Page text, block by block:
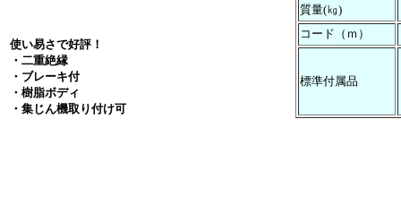
使い易さで好評！
・二重絶縁
・ブレーキ付
・樹脂ボディ
・集じん機取り付け可
質量(㎏)
コード（ｍ）
標準付属品